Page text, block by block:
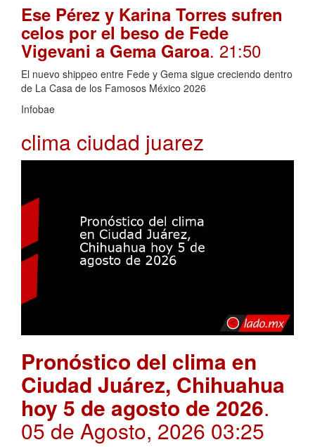
Ese Pérez y Karina Torres sufren
celos por el beso de Fede
Vigevani a Gema Garoa. 21:50
El nuevo shippeo entre Fede y Gema sigue creciendo dentro
de La Casa de los Famosos México 2026
Infobae
clima ciudad juarez
Pronóstico del clima en
Ciudad Juárez, Chihuahua
hoy 5 de agosto de 2026.
05 de Agosto, 2026 03:25